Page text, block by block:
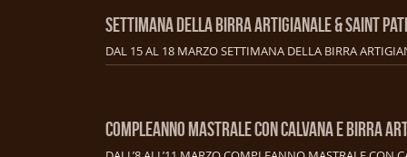
SETTIMANA DELLA BIRRA ARTIGIANALE & SAINT
COMPLEANNO MASTRALE CON CALVANA E BIRRA